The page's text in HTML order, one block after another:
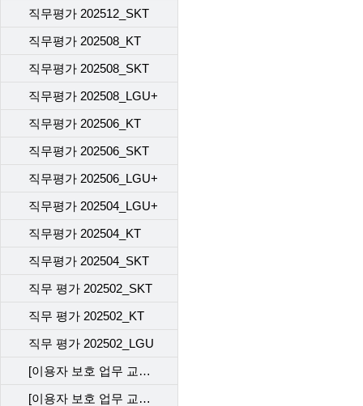
직무평가 202512_SKT
직무평가 202508_KT
직무평가 202508_SKT
직무평가 202508_LGU+
직무평가 202506_KT
직무평가 202506_SKT
직무평가 202506_LGU+
직무평가 202504_LGU+
직무평가 202504_KT
직무평가 202504_SKT
직무 평가 202502_SKT
직무 평가 202502_KT
직무 평가 202502_LGU
[이용자 보호 업무 교육] 직무 평가 202412_SKT
[이용자 보호 업무 교육] 직무 평가 202412_KT